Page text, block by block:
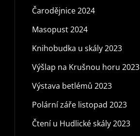
Čarodějnice 2024
Masopust 2024
Knihobudka u skály 2023
Výšlap na Krušnou horu 2023
Výstava betlémů 2023
Polární záře listopad 2023
Čtení u Hudlické skály 2023